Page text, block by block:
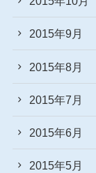
2015年9月
2015年8月
2015年7月
2015年6月
2015年5月